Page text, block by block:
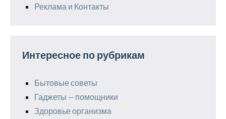
Реклама и Контакты
Интересное по рубрикам
Бытовые советы
Гаджеты — помощники
Здоровье организма